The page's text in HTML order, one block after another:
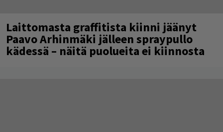
Laittomasta graffitista kiinni jäänyt
Paavo Arhinmäki jälleen spraypullo
kädessä – näitä puolueita ei kiinnosta